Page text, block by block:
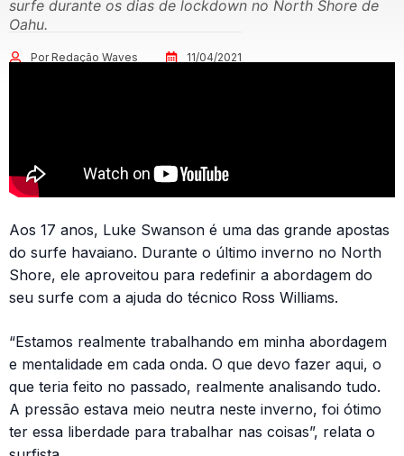
surfe durante os dias de lockdown no North Shore de
Oahu.
Por Redação Waves 11/04/2021
Aos 17 anos, Luke Swanson é uma das grande apostas
do surfe havaiano. Durante o último inverno no North
Shore, ele aproveitou para redefinir a abordagem do
seu surfe com a ajuda do técnico Ross Williams.
“Estamos realmente trabalhando em minha abordagem
e mentalidade em cada onda. O que devo fazer aqui, o
que teria feito no passado, realmente analisando tudo.
A pressão estava meio neutra neste inverno, foi ótimo
ter essa liberdade para trabalhar nas coisas”, relata o